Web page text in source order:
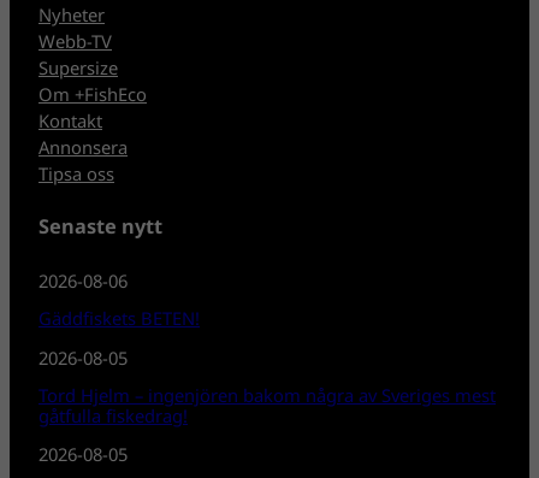
Nyheter
Webb-TV
Supersize
Om +FishEco
Kontakt
Annonsera
Tipsa oss
Senaste nytt
2026-08-06
Gäddfiskets BETEN!
2026-08-05
Tord Hjelm – ingenjören bakom några av Sveriges mest
gåtfulla fiskedrag!
2026-08-05